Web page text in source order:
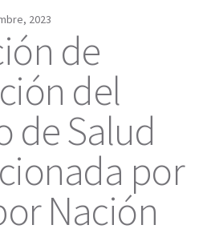
2023
de
del
de Salud
por
Nación